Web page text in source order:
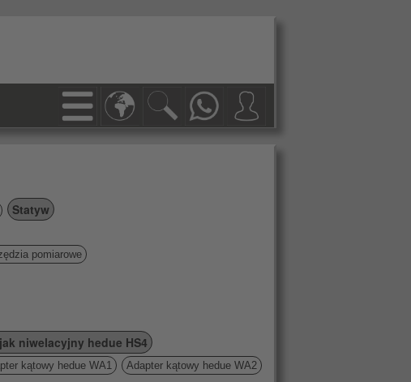
Statyw
pomiarowe
niwelacyjny hedue HS4
kątowy hedue WA1 Adapter kątowy hedue WA2